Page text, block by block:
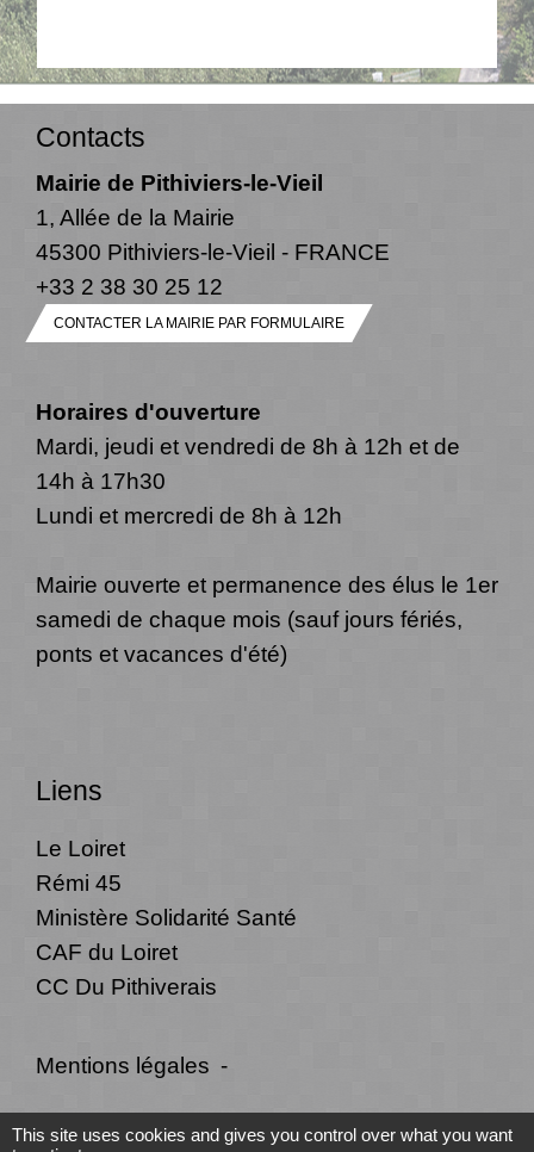
Contacts
Mairie de Pithiviers-le-Vieil
1, Allée de la Mairie
45300 Pithiviers-le-Vieil - FRANCE
+33 2 38 30 25 12
CONTACTER LA MAIRIE PAR FORMULAIRE
Horaires d'ouverture
Mardi, jeudi et vendredi de 8h à 12h et de
14h à 17h30
Lundi et mercredi de 8h à 12h
Mairie ouverte et permanence des élus le 1er
samedi de chaque mois (sauf jours fériés,
ponts et vacances d'été)
Liens
Le Loiret
Rémi 45
Ministère Solidarité Santé
CAF du Loiret
CC Du Pithiverais
Mentions légales -
Politique de confidentialité - Accessibilité -
This site uses cookies and gives you control over what you want